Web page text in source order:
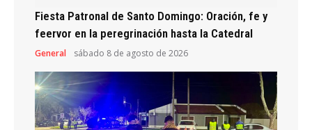
Fiesta Patronal de Santo Domingo: Oración, fe y
feervor en la peregrinación hasta la Catedral
General sábado 8 de agosto de 2026